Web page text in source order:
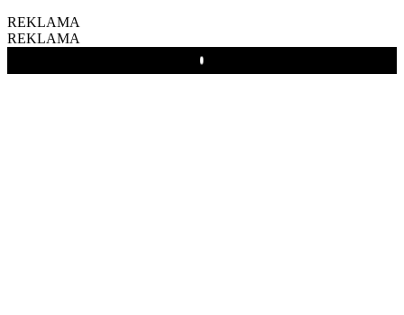
REKLAMA
REKLAMA
Play